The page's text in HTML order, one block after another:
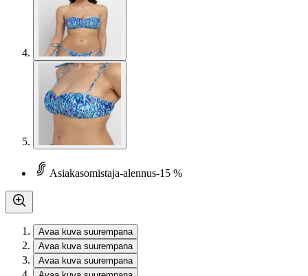
Asiakasomistaja-alennus-15 %
Avaa kuva suurempana
Avaa kuva suurempana
Avaa kuva suurempana